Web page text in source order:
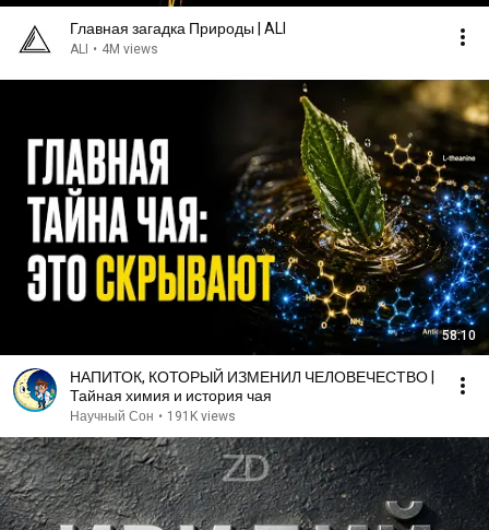
Главная загадка Природы | ALI
ALI • 4M views
58:10
НАПИТОК, КОТОРЫЙ ИЗМЕНИЛ ЧЕЛОВЕЧЕСТВО |
Тайная химия и история чая
Научный Сон • 191K views